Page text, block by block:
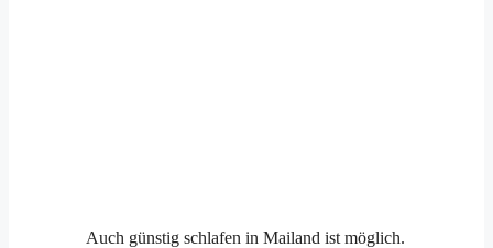
Auch günstig schlafen in Mailand ist möglich.